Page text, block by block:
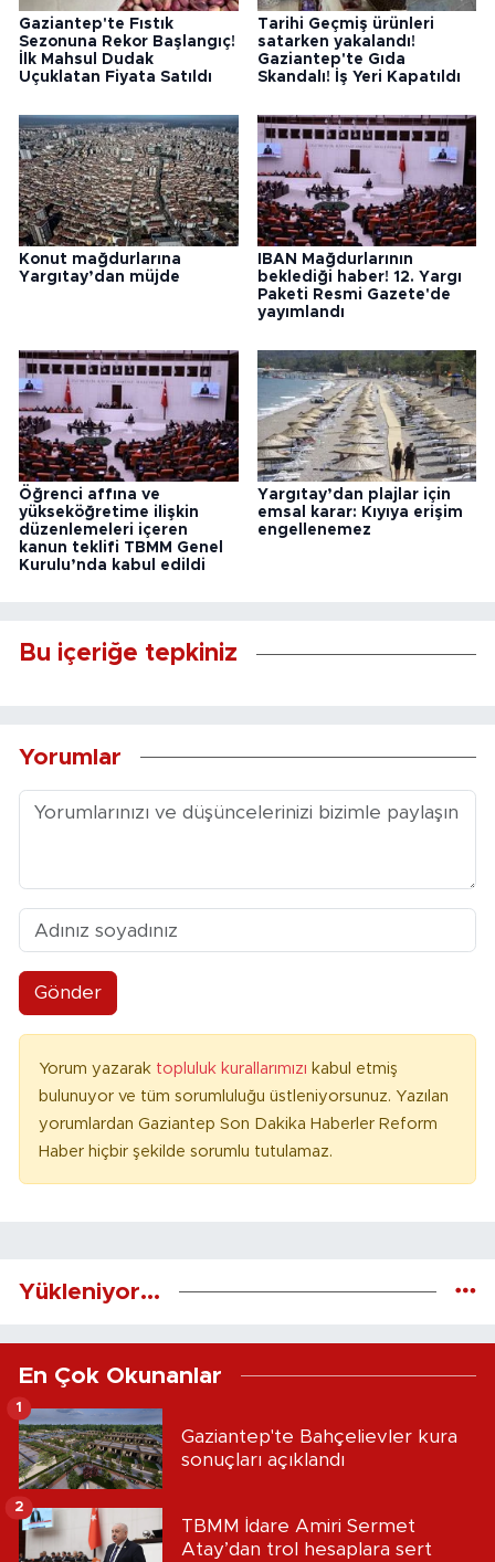
Gaziantep'te Fıstık
Sezonuna Rekor Başlangıç!
İlk Mahsul Dudak
Uçuklatan Fiyata Satıldı
Tarihi Geçmiş ürünleri
satarken yakalandı!
Gaziantep'te Gıda
Skandalı! İş Yeri Kapatıldı
Konut mağdurlarına
Yargıtay’dan müjde
IBAN Mağdurlarının
beklediği haber! 12. Yargı
Paketi Resmi Gazete'de
yayımlandı
Öğrenci affına ve
yükseköğretime ilişkin
düzenlemeleri içeren
kanun teklifi TBMM Genel
Kurulu’nda kabul edildi
Yargıtay’dan plajlar için
emsal karar: Kıyıya erişim
engellenemez
Bu içeriğe tepkiniz
Yorumlar
Gönder
Yorum yazarak topluluk kurallarımızı kabul etmiş
bulunuyor ve tüm sorumluluğu üstleniyorsunuz. Yazılan
yorumlardan Gaziantep Son Dakika Haberler Reform
Haber hiçbir şekilde sorumlu tutulamaz.
Yükleniyor...
En Çok Okunanlar
Gaziantep'te Bahçelievler kura
sonuçları açıklandı
1
TBMM İdare Amiri Sermet
Atay’dan trol hesaplara sert
2